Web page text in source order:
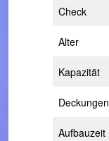
Check
Alter
Kapazität
Deckungen
Aufbauzeit